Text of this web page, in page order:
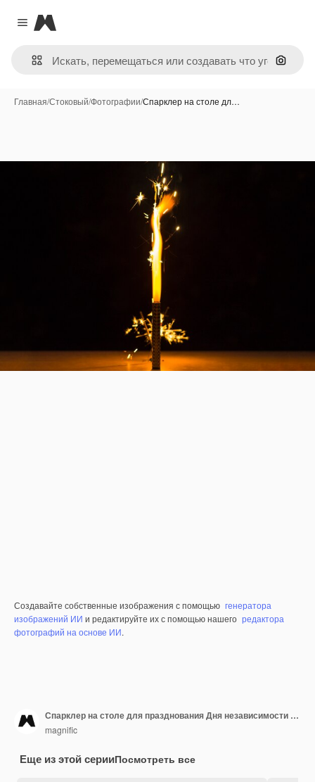
Close menu
Magnific
Поиск
Главная/Стоковый/Фотографии/Спарклер на столе дл…
Создавайте собственные изображения с помощью генератора
изображений ИИ и редактируйте их с помощью нашего редактора
фотографий на основе ИИ.
Спарклер на столе для празднования Дня независимости на черном фоне
magnific
Еще из этой серииПосмотреть все